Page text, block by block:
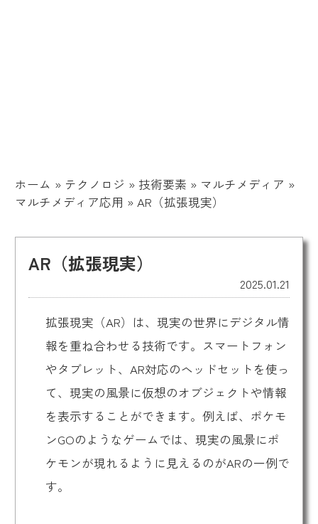
ホーム » テクノロジ » 技術要素 » マルチメディア »
マルチメディア応用 »AR（拡張現実）
AR（拡張現実）
2025.01.21
拡張現実 （AR）は、現実の世界にデジタル情
報を重ね合わせる技術です。スマートフォン
やタブレット、AR対応のヘッドセットを使っ
て、現実の風景に仮想のオブジェクトや情報
を表示することができます。例えば、ポケモ
ンGOのようなゲームでは、現実の風景にポ
ケモンが現れるように見えるのがARの一例で
す。